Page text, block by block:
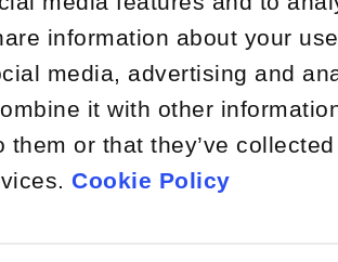
information about your
media, advertising and
it with other
them or that they’ve
Cookie Policy
Der
sind
Um